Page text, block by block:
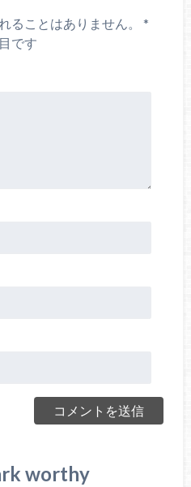
ることはありません。
*
です
worthy